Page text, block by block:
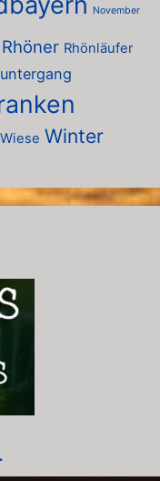
November
Rhöner Rhönläufer
Wiese Winter